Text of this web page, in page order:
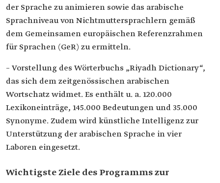
der Sprache zu animieren sowie das arabische
Sprachniveau von Nichtmuttersprachlern gemäß
dem Gemeinsamen europäischen Referenzrahmen
für Sprachen (GeR) zu ermitteln.
– Vorstellung des Wörterbuchs „Riyadh Dictionary“,
das sich dem zeitgenössischen arabischen
Wortschatz widmet. Es enthält u. a. 120.000
Lexikoneinträge, 145.000 Bedeutungen und 35.000
Synonyme. Zudem wird künstliche Intelligenz zur
Unterstützung der arabischen Sprache in vier
Laboren eingesetzt.
Wichtigste Ziele des Programms zur